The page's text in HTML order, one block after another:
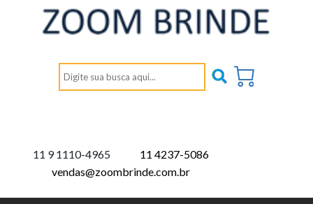
11 9 1110-4965
11 4237-5086
vendas@zoombrinde.com.br